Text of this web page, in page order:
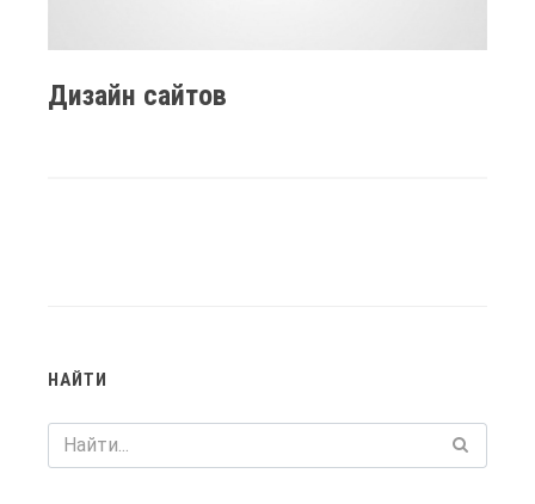
Дизайн сайтов
НАЙТИ